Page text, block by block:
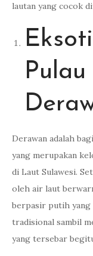
lautan yang cocok
Derawan adalah
yang merupakan
di Laut Sulawesi.
oleh air laut
berpasir putih yang
tradisional sambil
yang tersebar